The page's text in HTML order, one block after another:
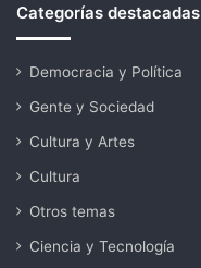
Categorías destacadas
Democracia y Política
Gente y Sociedad
Cultura y Artes
Cultura
Otros temas
Ciencia y Tecnología